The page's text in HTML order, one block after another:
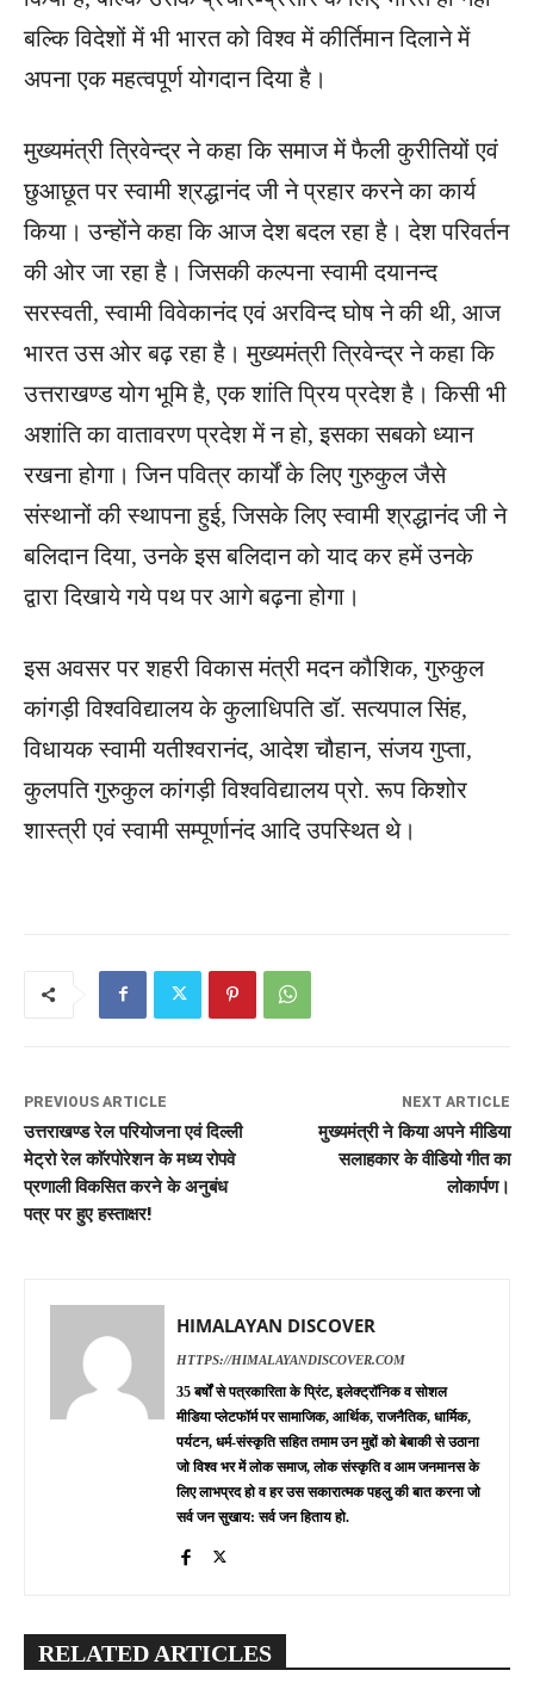
बल्कि विदेशों में भी भारत को विश्व में कीर्तिमान दिलाने में
अपना एक महत्वपूर्ण योगदान दिया है।
मुख्यमंत्री त्रिवेन्द्र ने कहा कि समाज में फैली कुरीतियों एवं
छुआछूत पर स्वामी श्रद्धानंद जी ने प्रहार करने का कार्य
किया। उन्होंने कहा कि आज देश बदल रहा है। देश परिवर्तन
की ओर जा रहा है। जिसकी कल्पना स्वामी दयानन्द
सरस्वती, स्वामी विवेकानंद एवं अरविन्द घोष ने की थी, आज
भारत उस ओर बढ़ रहा है। मुख्यमंत्री त्रिवेन्द्र ने कहा कि
उत्तराखण्ड योग भूमि है, एक शांति प्रिय प्रदेश है। किसी भी
अशांति का वातावरण प्रदेश में न हो, इसका सबको ध्यान
रखना होगा। जिन पवित्र कार्यों के लिए गुरुकुल जैसे
संस्थानों की स्थापना हुई, जिसके लिए स्वामी श्रद्धानंद जी ने
बलिदान दिया, उनके इस बलिदान को याद कर हमें उनके
द्वारा दिखाये गये पथ पर आगे बढ़ना होगा।
इस अवसर पर शहरी विकास मंत्री मदन कौशिक, गुरुकुल
कांगड़ी विश्वविद्यालय के कुलाधिपति डॉ. सत्यपाल सिंह,
विधायक स्वामी यतीश्वरानंद, आदेश चौहान, संजय गुप्ता,
कुलपति गुरुकुल कांगड़ी विश्वविद्यालय प्रो. रूप किशोर
शास्त्री एवं स्वामी सम्पूर्णानंद आदि उपस्थित थे।
PREVIOUS ARTICLE
उत्तराखण्ड रेल परियोजना एवं दिल्ली
मेट्रो रेल काॅरपोरेशन के मध्य रोपवे
प्रणाली विकसित करने के अनुबंध
पत्र पर हुए हस्ताक्षर!
NEXT ARTICLE
मुख्यमंत्री ने किया अपने मीडिया
सलाहकार के वीडियो गीत का
लोकार्पण।
HIMALAYAN DISCOVER
HTTPS://HIMALAYANDISCOVER.COM
35 बर्षों से पत्रकारिता के प्रिंट, इलेक्ट्रॉनिक व सोशल
मीडिया प्लेटफॉर्म पर सामाजिक, आर्थिक, राजनैतिक, धार्मिक,
पर्यटन, धर्म-संस्कृति सहित तमाम उन मुद्दों को बेबाकी से उठाना
जो विश्व भर में लोक समाज, लोक संस्कृति व आम जनमानस के
लिए लाभप्रद हो व हर उस सकारात्मक पहलु की बात करना जो
सर्व जन सुखाय: सर्व जन हिताय हो.
RELATED ARTICLES